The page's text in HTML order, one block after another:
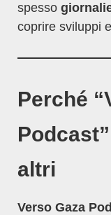
spesso
coprire sviluppi
Perché
altri
Verso Gaza